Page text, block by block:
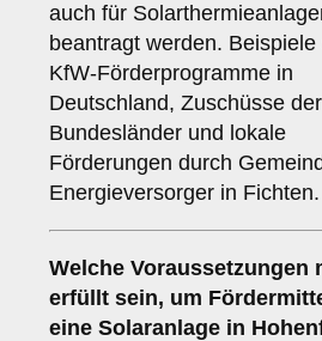
auch für
beantragt werden.
KfW-Förderprogramme in
Deutschland, Zuschüsse der
Bundesländer und lokale
Förderungen durch
Energieversorger in Fichten.
Welche Voraussetzungen
erfüllt sein, um
eine Solaranlage in